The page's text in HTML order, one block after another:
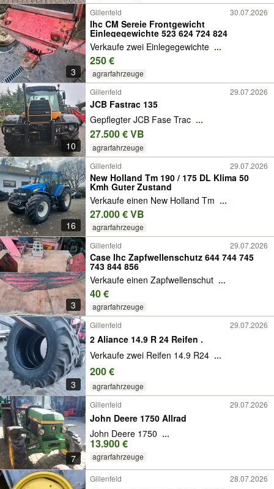
3
Gillenfeld 30.07.2026
Ihc CM Sereie Frontgewicht
Einlegegewichte 523 624 724 824
Verkaufe zwei Einlegegewichte ...
250 €
agrarfahrzeuge
10
Gillenfeld 29.07.2026
JCB Fastrac 135
Gepflegter JCB Fase Trac ...
27.500 € VB
agrarfahrzeuge
16
Gillenfeld 29.07.2026
New Holland Tm 190 / 175 DL Klima 50
Kmh Guter Zustand
Verkaufe einen New Holland Tm ...
27.000 € VB
agrarfahrzeuge
3
Gillenfeld 29.07.2026
Case Ihc Zapfwellenschutz 644 744 745
743 844 856
Verkaufe einen Zapfwellenschut ...
40 €
agrarfahrzeuge
3
Gillenfeld 29.07.2026
2 Aliance 14.9 R 24 Reifen .
Verkaufe zwei Reifen 14.9 R24 ...
200 €
agrarfahrzeuge
7
Gillenfeld 29.07.2026
John Deere 1750 Allrad
John Deere 1750 ...
13.900 €
agrarfahrzeuge
Gillenfeld 28.07.2026